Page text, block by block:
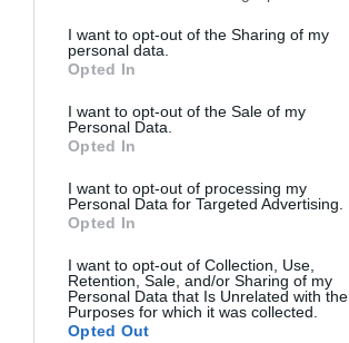
I want to opt-out of the Sharing of my
personal data.
Opted In
I want to opt-out of the Sale of my
Personal Data.
Opted In
I want to opt-out of processing my
Personal Data for Targeted Advertising.
Opted In
I want to opt-out of Collection, Use,
Retention, Sale, and/or Sharing of my
Personal Data that Is Unrelated with the
Purposes for which it was collected.
Opted Out
Opinión
por Eulogio López